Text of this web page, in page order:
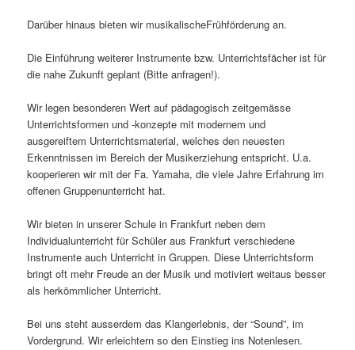
Darüber hinaus bieten wir musikalischeFrühförderung an.
Die Einführung weiterer Instrumente bzw. Unterrichtsfächer ist für
die nahe Zukunft geplant (Bitte anfragen!).
Wir legen besonderen Wert auf pädagogisch zeitgemässe
Unterrichtsformen und -konzepte mit modernem und
ausgereiftem Unterrichtsmaterial, welches den neuesten
Erkenntnissen im Bereich der Musikerziehung entspricht. U.a.
kooperieren wir mit der Fa. Yamaha, die viele Jahre Erfahrung im
offenen Gruppenunterricht hat.
Wir bieten in unserer Schule in Frankfurt neben dem
Individualunterricht für Schüler aus Frankfurt verschiedene
Instrumente auch Unterricht in Gruppen. Diese Unterrichtsform
bringt oft mehr Freude an der Musik und motiviert weitaus besser
als herkömmlicher Unterricht.
Bei uns steht ausserdem das Klangerlebnis, der “Sound”, im
Vordergrund. Wir erleichtern so den Einstieg ins Notenlesen.